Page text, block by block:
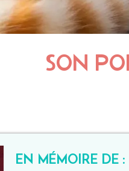
SON
EN MÉMOIRE DE :